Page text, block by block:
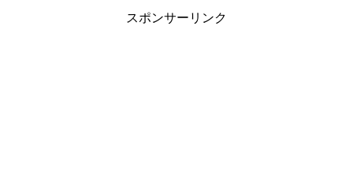
スポンサーリンク